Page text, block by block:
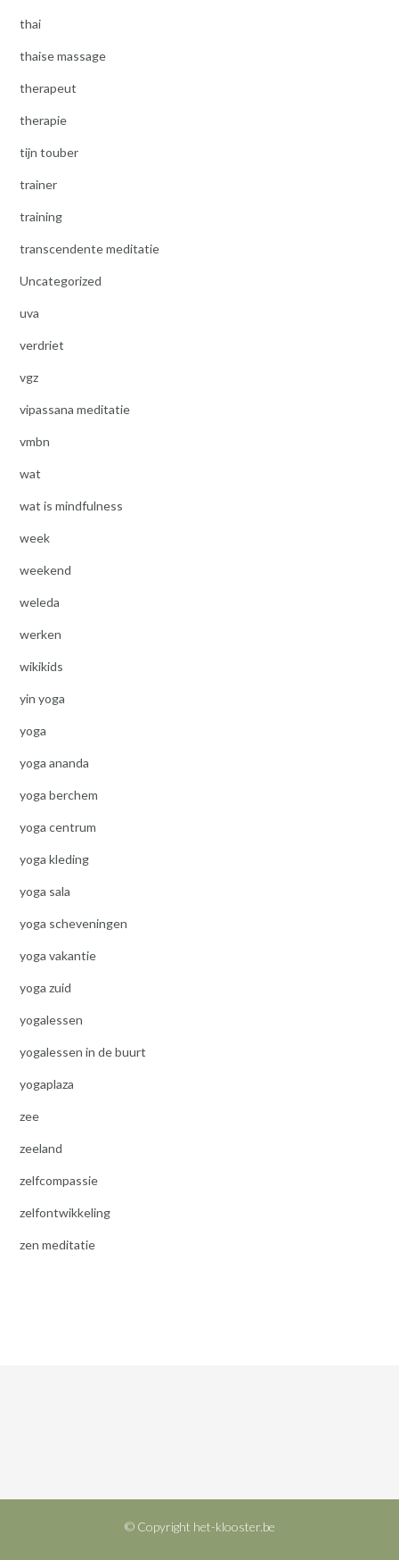
thai
thaise massage
therapeut
therapie
tijn touber
trainer
training
transcendente meditatie
Uncategorized
uva
verdriet
vgz
vipassana meditatie
vmbn
wat
wat is mindfulness
week
weekend
weleda
werken
wikikids
yin yoga
yoga
yoga ananda
yoga berchem
yoga centrum
yoga kleding
yoga sala
yoga scheveningen
yoga vakantie
yoga zuid
yogalessen
yogalessen in de buurt
yogaplaza
zee
zeeland
zelfcompassie
zelfontwikkeling
zen meditatie
© Copyright het-klooster.be